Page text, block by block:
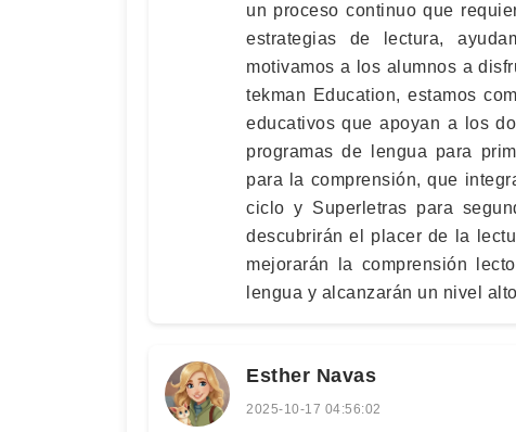
un proceso continuo que
estrategias de lectura,
motivamos a los alumnos a
tekman Education, estamos
educativos que apoyan a los
programas de lengua para
para la comprensión, que
ciclo y Superletras para
descubrirán el placer de la
mejorarán la comprensión
lengua y alcanzarán un nivel
Esther Navas
2025-10-17 04:56:02